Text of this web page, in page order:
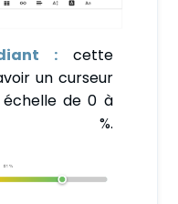
: cette
un curseur
de 0 à
%.